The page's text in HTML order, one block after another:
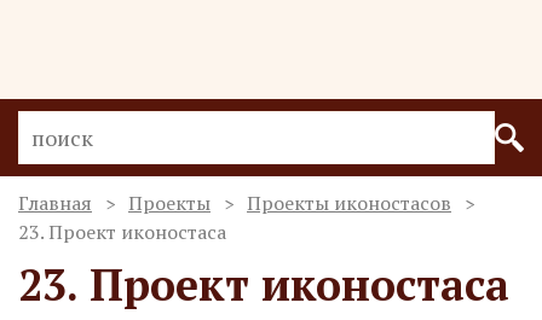
Главная Проекты
Проекты иконостасов
23. Проект иконостаса
23. Проект иконостаса